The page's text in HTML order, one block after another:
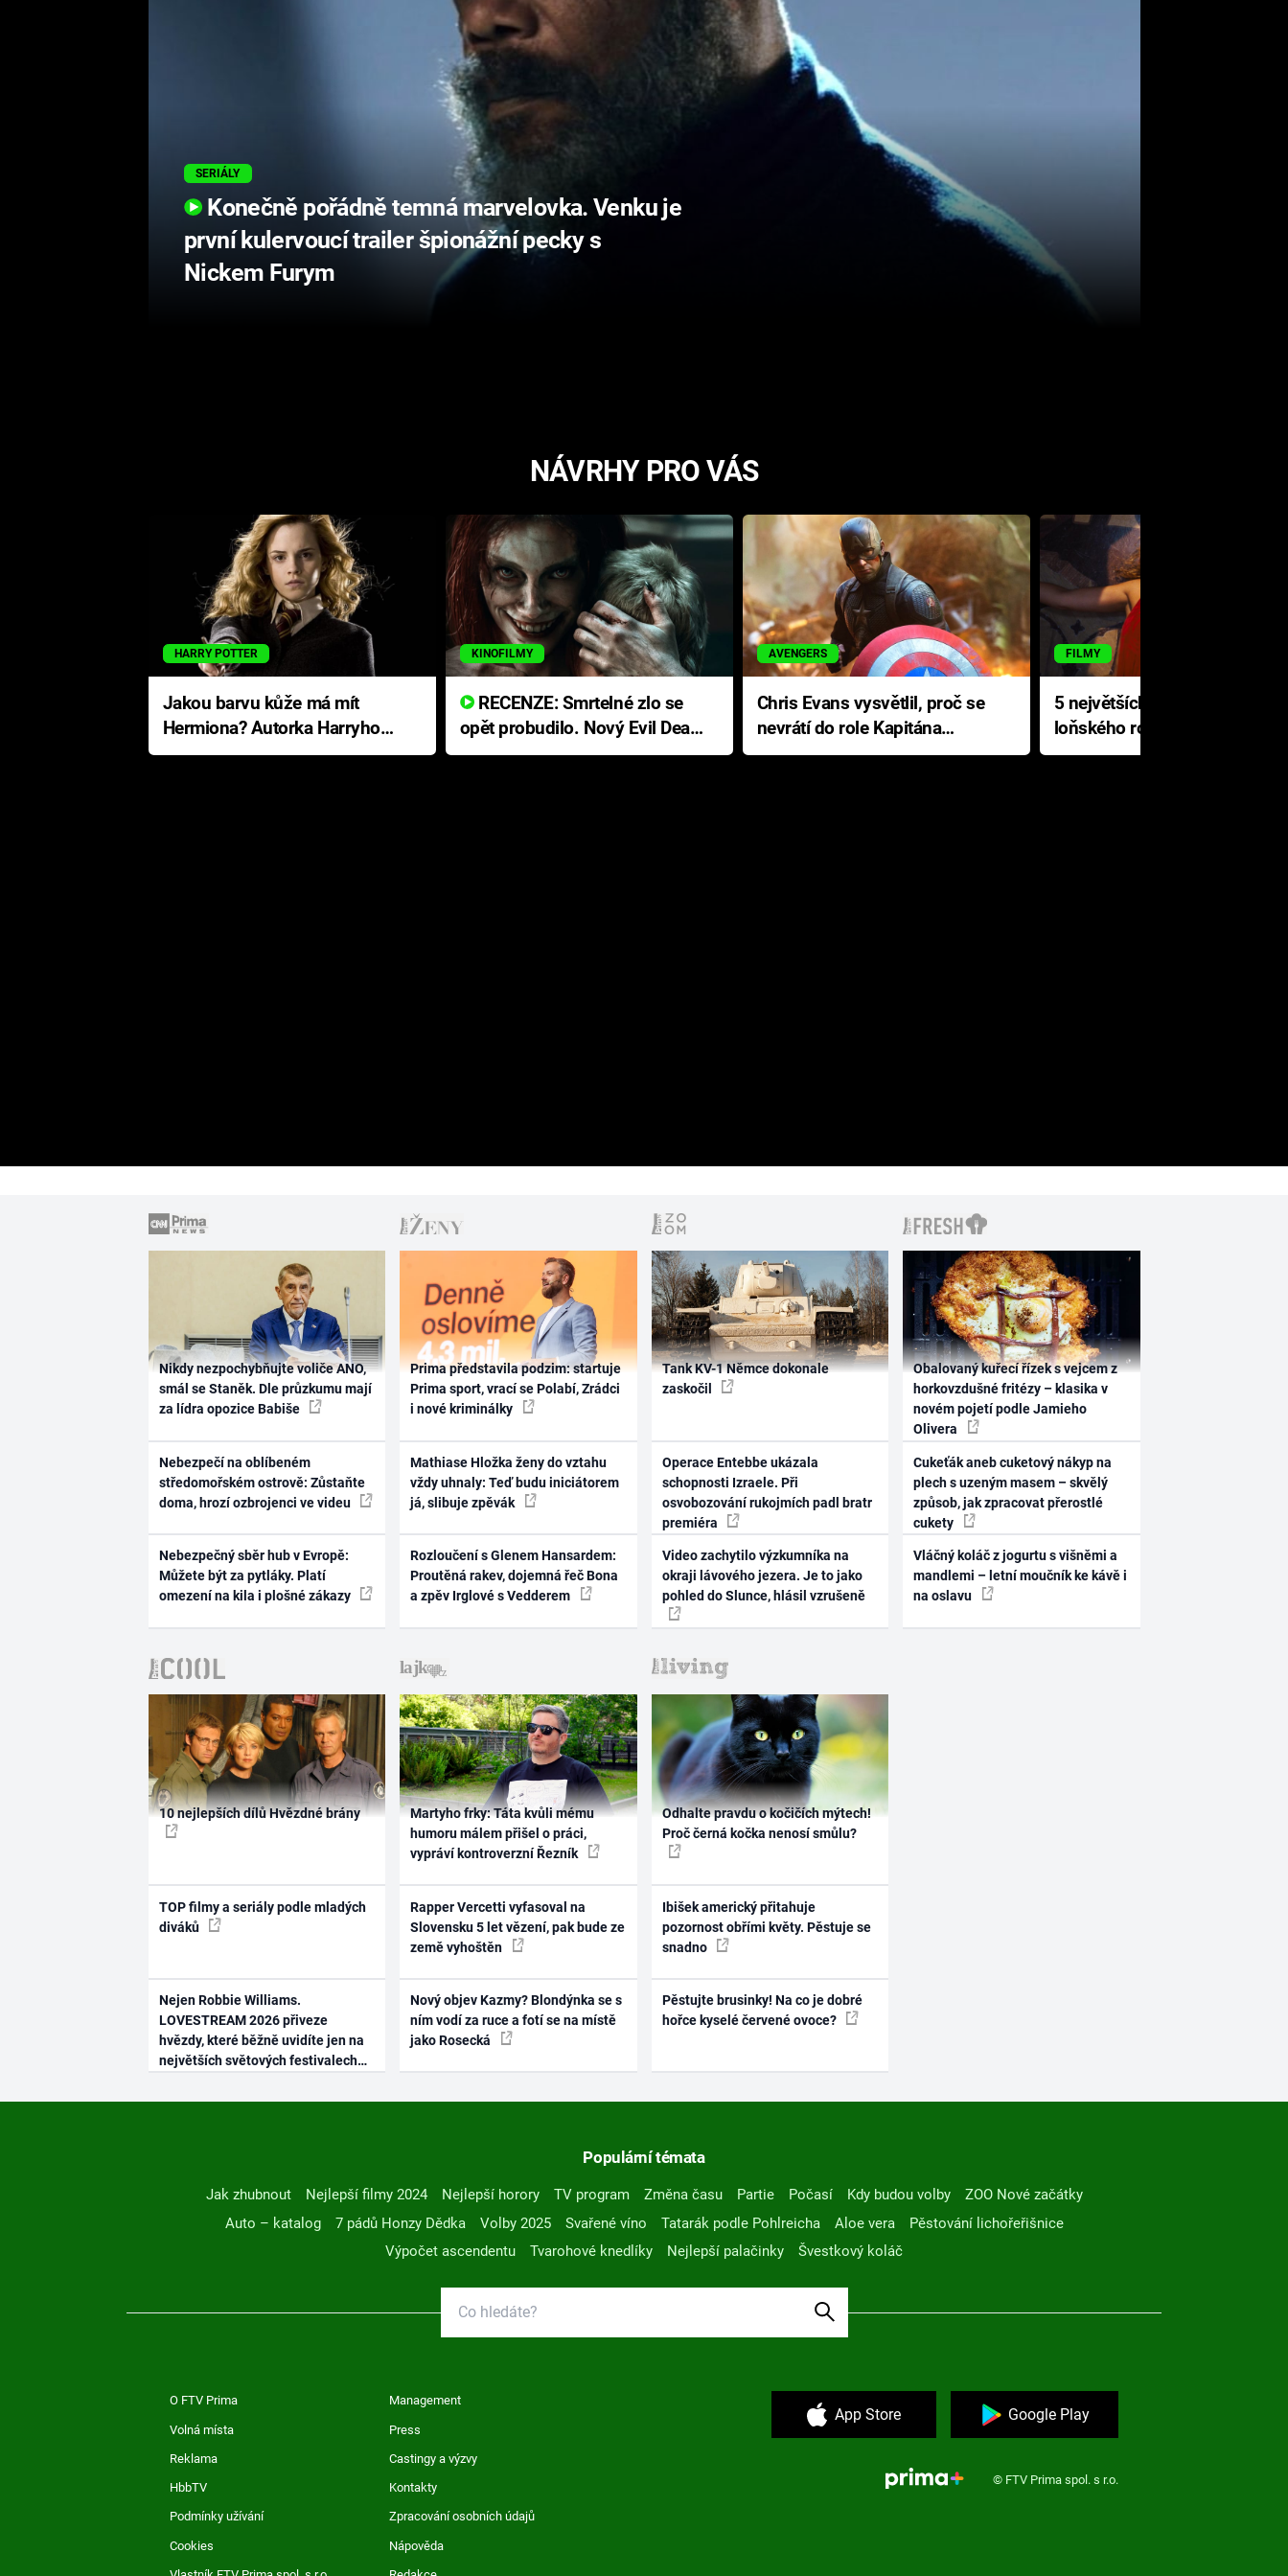
SERIÁLY
Konečně pořádně temná marvelovka. Venku je
první kulervoucí trailer špionážní pecky s
Nickem Furym
NÁVRHY PRO VÁS
HARRY POTTER
Jakou barvu kůže má mít
Hermiona? Autorka Harryho
Pottera přišla s ráznou
KINOFILMY
RECENZE: Smrtelné zlo se
opět probudilo. Nový Evil Dead
přichází s neodolatelnou
AVENGERS
Chris Evans vysvětlil, proč se
nevrátí do role Kapitána
Ameriky
FILMY
5 největších propadáků
loňského roku: Disney na
jediné katastrofě prodělal 200
Nikdy nezpochybňujte voliče ANO,
smál se Staněk. Dle průzkumu mají
za lídra opozice Babiše
Nebezpečí na oblíbeném
středomořském ostrově: Zůstaňte
doma, hrozí ozbrojenci ve videu
Nebezpečný sběr hub v Evropě:
Můžete být za pytláky. Platí
omezení na kila i plošné zákazy
Prima představila podzim: startuje
Prima sport, vrací se Polabí, Zrádci
i nové kriminálky
Mathiase Hložka ženy do vztahu
vždy uhnaly: Teď budu iniciátorem
já, slibuje zpěvák
Rozloučení s Glenem Hansardem:
Proutěná rakev, dojemná řeč Bona
a zpěv Irglové s Vedderem
Tank KV-1 Němce dokonale
zaskočil
Operace Entebbe ukázala
schopnosti Izraele. Při
osvobozování rukojmích padl bratr
premiéra
Video zachytilo výzkumníka na
okraji lávového jezera. Je to jako
pohled do Slunce, hlásil vzrušeně
Obalovaný kuřecí řízek s vejcem z
horkovzdušné fritézy – klasika v
novém pojetí podle Jamieho
Olivera
Cukeťák aneb cuketový nákyp na
plech s uzeným masem – skvělý
způsob, jak zpracovat přerostlé
cukety
Vláčný koláč z jogurtu s višněmi a
mandlemi – letní moučník ke kávě i
na oslavu
10 nejlepších dílů Hvězdné brány
TOP filmy a seriály podle mladých
diváků
Nejen Robbie Williams.
LOVESTREAM 2026 přiveze
hvězdy, které běžně uvidíte jen na
největších světových festivalech
Martyho frky: Táta kvůli mému
humoru málem přišel o práci,
vypráví kontroverzní Řezník
Rapper Vercetti vyfasoval na
Slovensku 5 let vězení, pak bude ze
země vyhoštěn
Nový objev Kazmy? Blondýnka se s
ním vodí za ruce a fotí se na místě
jako Rosecká
Odhalte pravdu o kočičích mýtech!
Proč černá kočka nenosí smůlu?
Ibišek americký přitahuje
pozornost obřími květy. Pěstuje se
snadno
Pěstujte brusinky! Na co je dobré
hořce kyselé červené ovoce?
Populární témata
Jak zhubnout Nejlepší filmy 2024 Nejlepší horory TV program Změna času Partie Počasí Kdy budou volby
ZOO Nové začátky
Auto – katalog
7 pádů Honzy Dědka Volby 2025 Svařené víno Tatarák podle Pohlreicha Aloe vera
Pěstování lichořeřišnice
Výpočet ascendentu
Tvarohové knedlíky Nejlepší palačinky Švestkový koláč
O FTV Prima Management
Volná místa Press
Reklama Castingy a výzvy
HbbTV Kontakty
Podmínky užívání Zpracování osobních údajů
Cookies Nápověda
App Store Google Play
© FTV Prima spol. s r.o.